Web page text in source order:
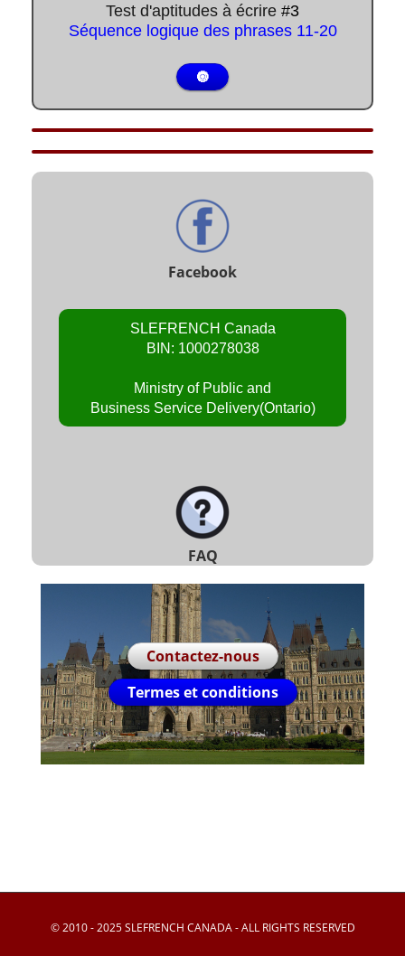
Test d'aptitudes à écrire #3
Séquence logique des phrases 11-20
🔘
Facebook
SLEFRENCH Canada
BIN: 1000278038
Ministry of Public and
Business Service Delivery(Ontario)
FAQ
Contactez-nous
Termes et conditions
© 2010 - 2025 SLEFRENCH CANADA - ALL RIGHTS RESERVED